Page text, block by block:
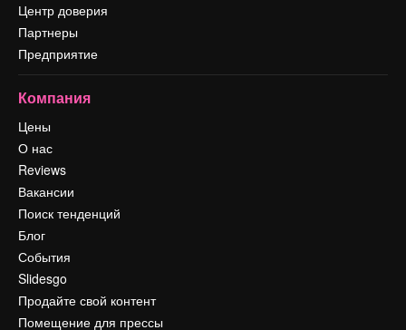
Центр доверия
Партнеры
Предприятие
Компания
Цены
О нас
Reviews
Вакансии
Поиск тенденций
Блог
События
Slidesgo
Продайте свой контент
Помещение для прессы